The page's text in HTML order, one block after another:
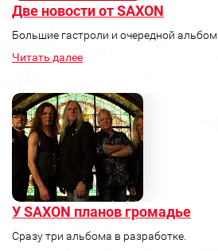
Две новости от SAXON
Большие гастроли и очередной альбом.
Читать далее
У SAXON планов громадье
Сразу три альбома в разработке.